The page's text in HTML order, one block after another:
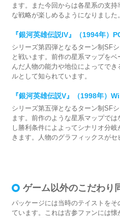
ます。また今回からは各星系の支
な戦略が楽しめるようになりました
『銀河英雄伝説IV』（1994年）
シリーズ第四弾となるターン制SF
と戦います。前作の星系マップを
んだ人物の能力や地位によってで
ルとして知られています。
『銀河英雄伝説V』（1998年）
シリーズ第五弾となるターン制SF
ます。前作のような星系マップで
し勝利条件によよってシナリオ分
きます。人物のグラフィックスが
ゲーム以外のこだわ
パッケージには当時のテイストを
ています。これは古参ファンには